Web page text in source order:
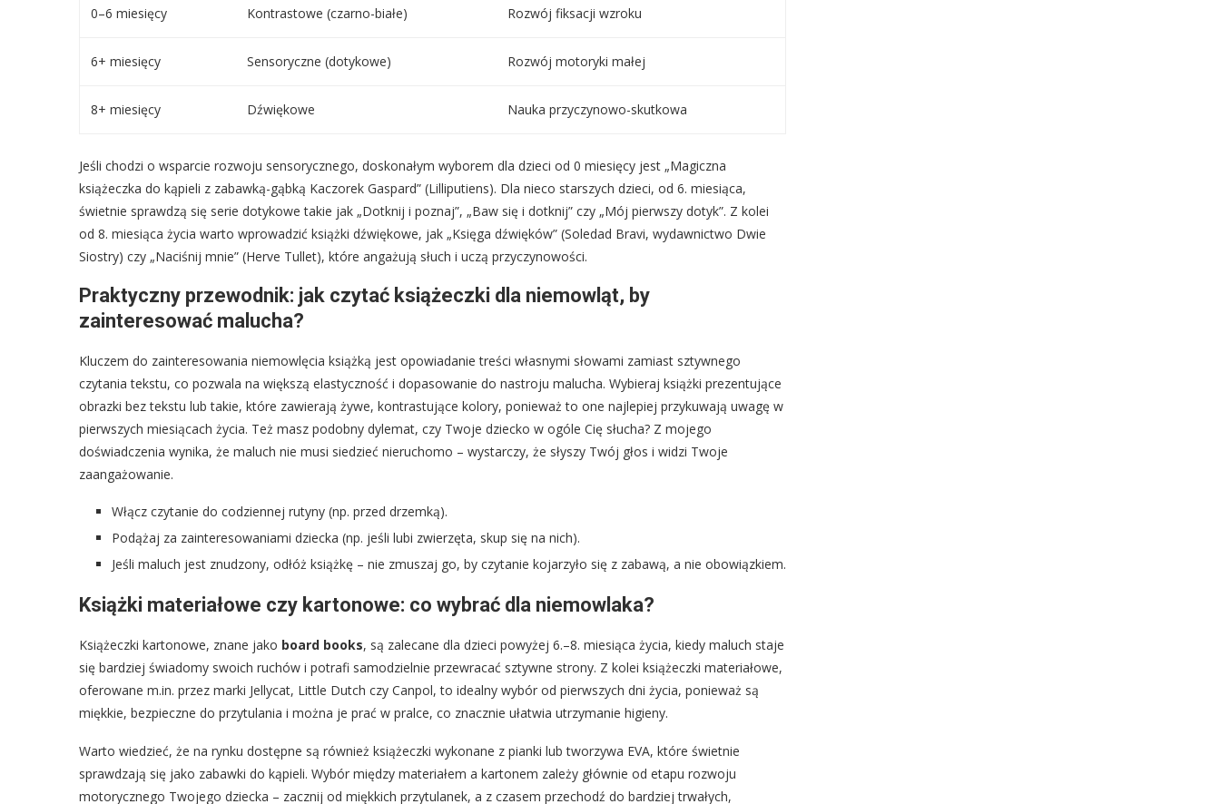
0–6 miesięcy Kontrastowe (czarno-białe) Rozwój fiksacji wzroku
6+ miesięcy Sensoryczne (dotykowe) Rozwój motoryki małej
8+ miesięcy Dźwiękowe Nauka przyczynowo-skutkowa
Jeśli chodzi o wsparcie rozwoju sensorycznego, doskonałym wyborem dla dzieci od 0 miesięcy jest „Magiczna
książeczka do kąpieli z zabawką-gąbką Kaczorek Gaspard” (Lilliputiens). Dla nieco starszych dzieci, od 6. miesiąca,
świetnie sprawdzą się serie dotykowe takie jak „Dotknij i poznaj”, „Baw się i dotknij” czy „Mój pierwszy dotyk”. Z kolei
od 8. miesiąca życia warto wprowadzić książki dźwiękowe, jak „Księga dźwięków” (Soledad Bravi, wydawnictwo Dwie
Siostry) czy „Naciśnij mnie” (Herve Tullet), które angażują słuch i uczą przyczynowości.
Praktyczny przewodnik: jak czytać książeczki dla niemowląt, by
zainteresować malucha?
Kluczem do zainteresowania niemowlęcia książką jest opowiadanie treści własnymi słowami zamiast sztywnego
czytania tekstu, co pozwala na większą elastyczność i dopasowanie do nastroju malucha. Wybieraj książki prezentujące
obrazki bez tekstu lub takie, które zawierają żywe, kontrastujące kolory, ponieważ to one najlepiej przykuwają uwagę w
pierwszych miesiącach życia. Też masz podobny dylemat, czy Twoje dziecko w ogóle Cię słucha? Z mojego
doświadczenia wynika, że maluch nie musi siedzieć nieruchomo – wystarczy, że słyszy Twój głos i widzi Twoje
zaangażowanie.
Włącz czytanie do codziennej rutyny (np. przed drzemką).
Podążaj za zainteresowaniami dziecka (np. jeśli lubi zwierzęta, skup się na nich).
Jeśli maluch jest znudzony, odłóż książkę – nie zmuszaj go, by czytanie kojarzyło się z zabawą, a nie obowiązkiem.
Książki materiałowe czy kartonowe: co wybrać dla niemowlaka?
Książeczki kartonowe, znane jako board books, są zalecane dla dzieci powyżej 6.–8. miesiąca życia, kiedy maluch staje
się bardziej świadomy swoich ruchów i potrafi samodzielnie przewracać sztywne strony. Z kolei książeczki materiałowe,
oferowane m.in. przez marki Jellycat, Little Dutch czy Canpol, to idealny wybór od pierwszych dni życia, ponieważ są
miękkie, bezpieczne do przytulania i można je prać w pralce, co znacznie ułatwia utrzymanie higieny.
Warto wiedzieć, że na rynku dostępne są również książeczki wykonane z pianki lub tworzywa EVA, które świetnie
sprawdzają się jako zabawki do kąpieli. Wybór między materiałem a kartonem zależy głównie od etapu rozwoju
motorycznego Twojego dziecka – zacznij od miękkich przytulanek, a z czasem przechodź do bardziej trwałych,